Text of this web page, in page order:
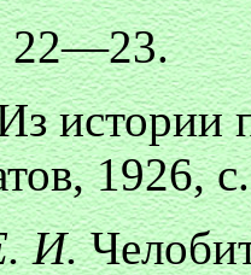
22—23.
истории
1926,
И.